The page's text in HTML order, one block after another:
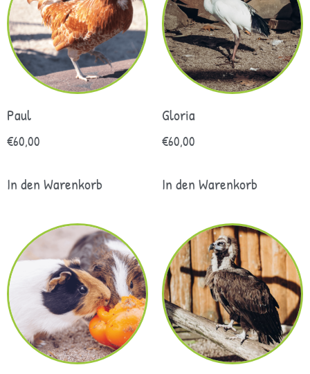
Paul
€60,00
In den Warenkorb
Gloria
€60,00
In den Warenkorb